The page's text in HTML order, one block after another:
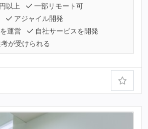
以上
一部リモート可
アジャイル開発
運営
自社サービスを開発
が受けられる